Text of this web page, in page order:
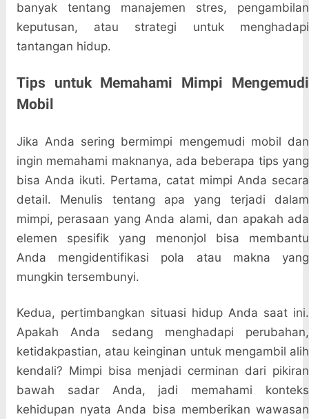
banyak tentang manajemen stres, pengambilan
keputusan, atau strategi untuk menghadapi
tantangan hidup.
Tips untuk Memahami Mimpi Mengemudi
Mobil
Jika Anda sering bermimpi mengemudi mobil dan
ingin memahami maknanya, ada beberapa tips yang
bisa Anda ikuti. Pertama, catat mimpi Anda secara
detail. Menulis tentang apa yang terjadi dalam
mimpi, perasaan yang Anda alami, dan apakah ada
elemen spesifik yang menonjol bisa membantu
Anda mengidentifikasi pola atau makna yang
mungkin tersembunyi.
Kedua, pertimbangkan situasi hidup Anda saat ini.
Apakah Anda sedang menghadapi perubahan,
ketidakpastian, atau keinginan untuk mengambil alih
kendali? Mimpi bisa menjadi cerminan dari pikiran
bawah sadar Anda, jadi memahami konteks
kehidupan nyata Anda bisa memberikan wawasan